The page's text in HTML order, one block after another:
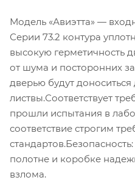
Модель «Авиэтта» —
Серии 73.2 контура
высокую герметичность
от шума и посторонних
дверью будут
листвы.Соответствует
прошли испытания в
соответствие строгим
полотне и коробке
взлома.